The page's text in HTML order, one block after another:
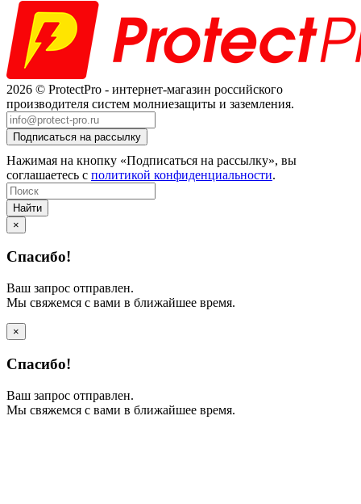
2026 © ProtectPro - интернет-магазин российского
производителя систем молниезащиты и заземления.
Нажимая на кнопку «Подписаться на рассылку», вы
соглашаетесь с политикой конфиденциальности.
Найти
×
Спасибо!
Ваш запрос отправлен.
Мы свяжемся с вами в ближайшее время.
×
Спасибо!
Ваш запрос отправлен.
Мы свяжемся с вами в ближайшее время.